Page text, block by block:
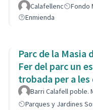
Calafellenc Fondo
Enmienda
Parc de la Masia
Fer del parc un
trobada per a
barri.Barri Calafell poble.
Parques y Jardines